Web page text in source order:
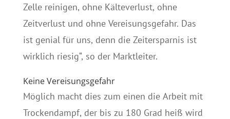
Zelle reinigen, ohne Kälteverlust, ohne
Zeitverlust und ohne Vereisungsgefahr. Das
ist genial für uns, denn die Zeitersparnis ist
wirklich riesig“, so der Marktleiter.
Keine Vereisungsgefahr
Möglich macht dies zum einen die Arbeit mit
Trockendampf, der bis zu 180 Grad heiß wird